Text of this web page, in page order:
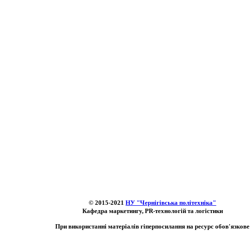
© 2015-2021 НУ "Чернігівська політехніка"
Кафедра маркетингу, PR-технологій та логістики
При використанні матеріалів гіперпосилання на ресурс обов'язкове